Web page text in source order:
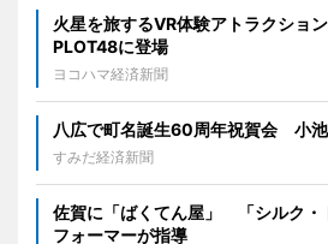
火星を旅するVR体験アトラクショ
PLOT48に登場
ヨコハマ経済新聞
八広で町名誕生60周年祝賀会 小
すみだ経済新聞
佐賀に「ばくてん屋」 「シルク・
フォーマーが指導